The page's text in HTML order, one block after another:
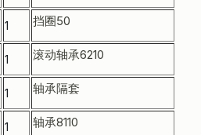
1 挡圈50
1 滚动轴承6210
1 轴承隔套
1 轴承8110